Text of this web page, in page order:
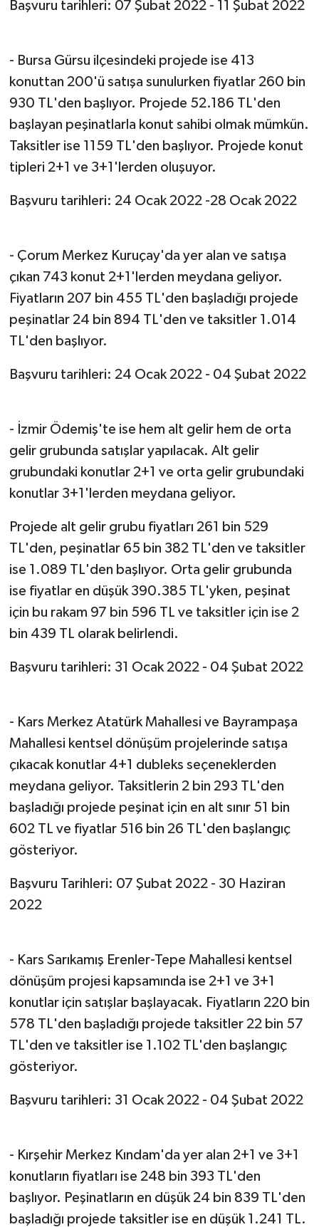
Başvuru tarihleri: 07 Şubat 2022 - 11 Şubat 2022
- Bursa Gürsu ilçesindeki projede ise 413
konuttan 200'ü satışa sunulurken fiyatlar 260 bin
930 TL'den başlıyor. Projede 52.186 TL'den
başlayan peşinatlarla konut sahibi olmak mümkün.
Taksitler ise 1159 TL'den başlıyor. Projede konut
tipleri 2+1 ve 3+1'lerden oluşuyor.
Başvuru tarihleri: 24 Ocak 2022 -28 Ocak 2022
- Çorum Merkez Kuruçay'da yer alan ve satışa
çıkan 743 konut 2+1'lerden meydana geliyor.
Fiyatların 207 bin 455 TL'den başladığı projede
peşinatlar 24 bin 894 TL'den ve taksitler 1.014
TL'den başlıyor.
Başvuru tarihleri: 24 Ocak 2022 - 04 Şubat 2022
- İzmir Ödemiş'te ise hem alt gelir hem de orta
gelir grubunda satışlar yapılacak. Alt gelir
grubundaki konutlar 2+1 ve orta gelir grubundaki
konutlar 3+1'lerden meydana geliyor.
Projede alt gelir grubu fiyatları 261 bin 529
TL'den, peşinatlar 65 bin 382 TL'den ve taksitler
ise 1.089 TL'den başlıyor. Orta gelir grubunda
ise fiyatlar en düşük 390.385 TL'yken, peşinat
için bu rakam 97 bin 596 TL ve taksitler için ise 2
bin 439 TL olarak belirlendi.
Başvuru tarihleri: 31 Ocak 2022 - 04 Şubat 2022
- Kars Merkez Atatürk Mahallesi ve Bayrampaşa
Mahallesi kentsel dönüşüm projelerinde satışa
çıkacak konutlar 4+1 dubleks seçeneklerden
meydana geliyor. Taksitlerin 2 bin 293 TL'den
başladığı projede peşinat için en alt sınır 51 bin
602 TL ve fiyatlar 516 bin 26 TL'den başlangıç
gösteriyor.
Başvuru Tarihleri: 07 Şubat 2022 - 30 Haziran
2022
- Kars Sarıkamış Erenler-Tepe Mahallesi kentsel
dönüşüm projesi kapsamında ise 2+1 ve 3+1
konutlar için satışlar başlayacak. Fiyatların 220 bin
578 TL'den başladığı projede taksitler 22 bin 57
TL'den ve taksitler ise 1.102 TL'den başlangıç
gösteriyor.
Başvuru tarihleri: 31 Ocak 2022 - 04 Şubat 2022
- Kırşehir Merkez Kındam'da yer alan 2+1 ve 3+1
konutların fiyatları ise 248 bin 393 TL'den
başlıyor. Peşinatların en düşük 24 bin 839 TL'den
başladığı projede taksitler ise en düşük 1.241 TL.